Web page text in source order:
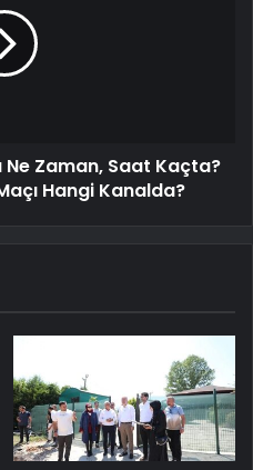
Zaman, Saat Kaçta?
Hangi Kanalda?